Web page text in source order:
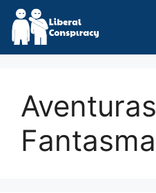
Skip
content
Aventuras
Fantasma